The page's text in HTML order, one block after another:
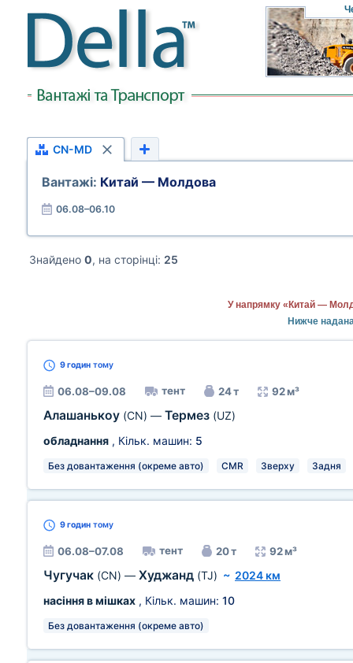
CN-MD
Вантажі: Китай — Молдова
06.08–06.10
Знайдено 0, на сторінці: 25
У напрямку «Китай —
Нижче
9 годин тому
06.08–09.08 тент 24 т 92 м³
Алашанькоу (CN) — Термез (UZ)
обладнання , Кільк. машин: 5
Без довантаження (окреме авто) CMR Зверху Задня
9 годин тому
06.08–07.08 тент 20 т 92 м³
Чугучак (CN) — Худжанд (TJ) ~ 2024 км
насіння в мішках , Кільк. машин: 10
Без довантаження (окреме авто)